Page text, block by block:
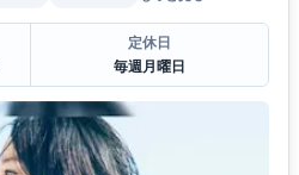
定休日
毎週月曜日